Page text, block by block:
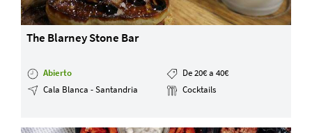
The Blarney Stone Bar
Abierto
De 20€ a 40€
Cala Blanca - Santandria
Cocktails